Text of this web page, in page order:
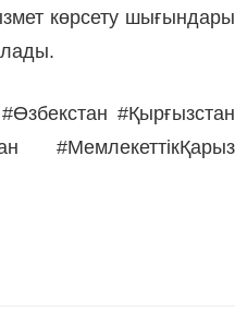
көрсету шығындары
#Қырғызстан
#МемлекеттікҚарыз